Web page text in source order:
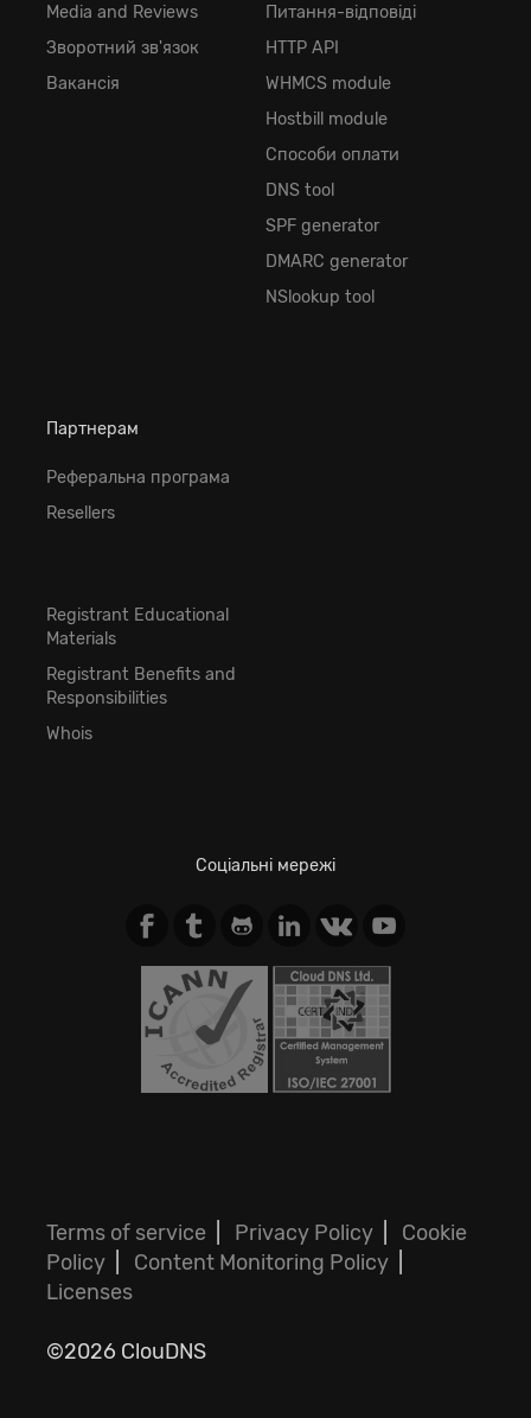
Media and Reviews
Зворотний зв'язок
Вакансія
Питання-відповіді
HTTP API
WHMCS module
Hostbill module
Способи оплати
DNS tool
SPF generator
DMARC generator
NSlookup tool
Партнерам
Реферальна програма
Resellers
Registrant Educational
Materials
Registrant Benefits and
Responsibilities
Whois
Соціальні мережі
Terms of service Privacy Policy
Cookie
Policy
Content Monitoring Policy
Licenses
©2026 ClouDNS